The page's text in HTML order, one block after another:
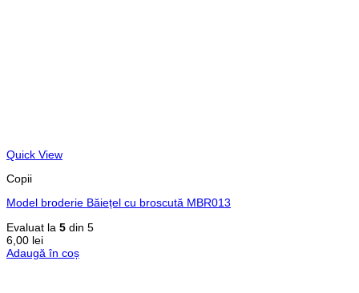
Quick View
Copii
Model broderie Băiețel cu broscută MBR013
Evaluat la 5 din 5
6,00 lei
Adaugă în coș